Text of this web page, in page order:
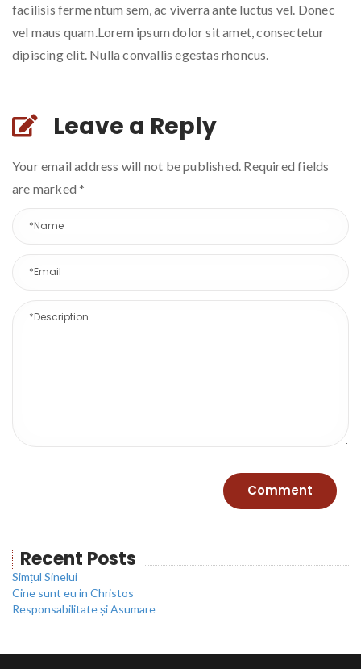
facilisis ferme ntum sem, ac viverra ante luctus vel. Donec
vel maus quam.Lorem ipsum dolor sit amet, consectetur
dipiscing elit. Nulla convallis egestas rhoncus.
Leave a Reply
Your email address will not be published. Required fields
are marked*
Recent Posts
Simțul Sinelui
Cine sunt eu in Christos
Responsabilitate și Asumare